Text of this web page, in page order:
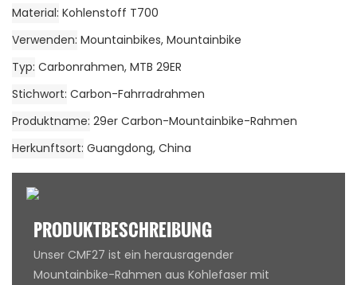
Material Kohlenstoff T700
Verwenden Mountainbikes, Mountainbike
Typ Carbonrahmen, MTB 29ER
Stichwort Carbon-Fahrradrahmen
Produktname 29er Carbon-Mountainbike-Rahmen
Herkunftsort Guangdong, China
PRODUKTBESCHREIBUNG
Unser CMF27 ist ein herausragender
Mountainbike-Rahmen aus Kohlefaser mit